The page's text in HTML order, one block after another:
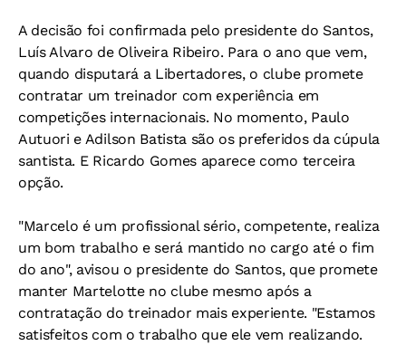
A decisão foi confirmada pelo presidente do Santos,
Luís Alvaro de Oliveira Ribeiro. Para o ano que vem,
quando disputará a Libertadores, o clube promete
contratar um treinador com experiência em
competições internacionais. No momento, Paulo
Autuori e Adilson Batista são os preferidos da cúpula
santista. E Ricardo Gomes aparece como terceira
opção.
"Marcelo é um profissional sério, competente, realiza
um bom trabalho e será mantido no cargo até o fim
do ano", avisou o presidente do Santos, que promete
manter Martelotte no clube mesmo após a
contratação do treinador mais experiente. "Estamos
satisfeitos com o trabalho que ele vem realizando.